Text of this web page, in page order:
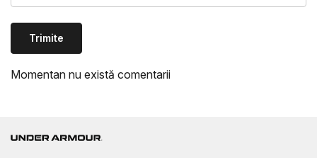
Trimite
Momentan nu există comentarii